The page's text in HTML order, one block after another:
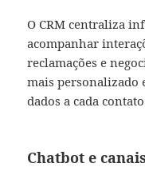
O CRM centraliza
acompanhar
reclamações e
mais personalizado
dados a cada
Chatbot e